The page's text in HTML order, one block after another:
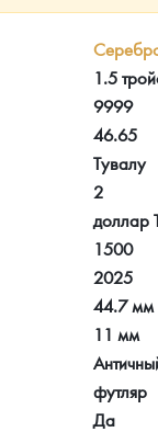
1.5
9999
46.65
Тувалу
2
доллар
1500
2025
44.7 мм
11 мм
футляр
Да